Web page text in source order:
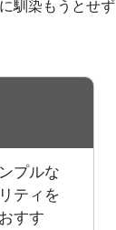
馴染もうとせず
プルな
ティを
すす